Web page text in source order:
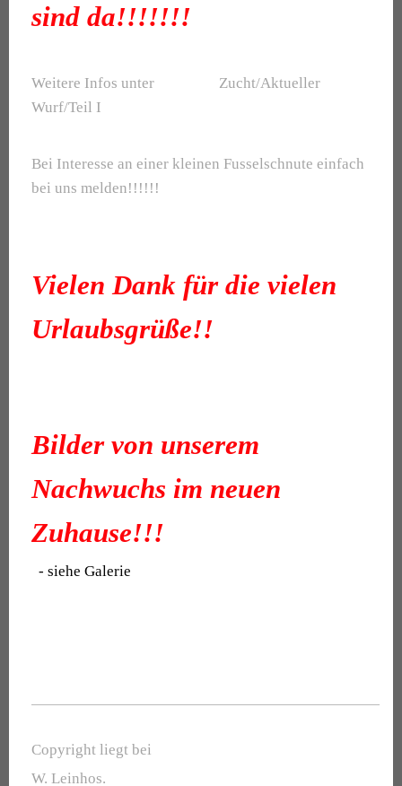
sind da!!!!!!!
Weitere Infos unter Zucht/Aktueller
Wurf/Teil I
Bei Interesse an einer kleinen Fusselschnute einfach
bei uns melden!!!!!!
Vielen Dank für die vielen
Urlaubsgrüße!!
Bilder von unserem
Nachwuchs im neuen
Zuhause!!!
- siehe Galerie
Copyright liegt bei
W. Leinhos.